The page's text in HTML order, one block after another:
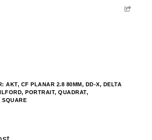
AKT, CF PLANAR 2.8 80MM, DD-X, DELTA
ILFORD,PORTRAIT,QUADRAT,
SQUARE